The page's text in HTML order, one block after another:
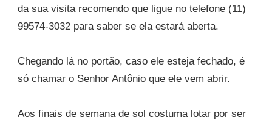
da sua visita recomendo que ligue no telefone (11)
99574-3032 para saber se ela estará aberta.
Chegando lá no portão, caso ele esteja fechado, é
só chamar o Senhor Antônio que ele vem abrir.
Aos finais de semana de sol costuma lotar por ser